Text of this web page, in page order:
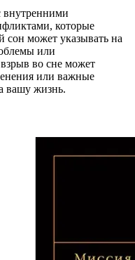
внутренними
которые
сон может указывать на
или
во сне может
или важные
вашу жизнь.